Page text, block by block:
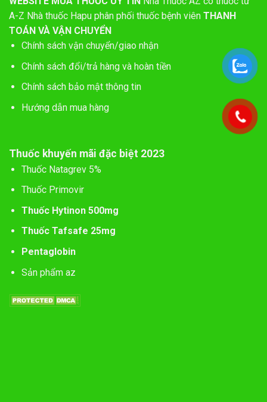
A-Z Nhà thuốc Hapu phân phối thuốc bệnh viên THANH
TOÁN VÀ VẬN CHUYỂN
Chính sách vận chuyển/giao nhận
Chính sách đổi/trả hàng và hoàn tiền
Chính sách bảo mật thông tin
Hướng dẫn mua hàng
Thuốc khuyến mãi đặc biệt 2023
Thuốc Natagrev 5%
Thuốc Primovir
Thuốc Hytinon 500mg
Thuốc Tafsafe 25mg
Pentaglobin
Sản phẩm az